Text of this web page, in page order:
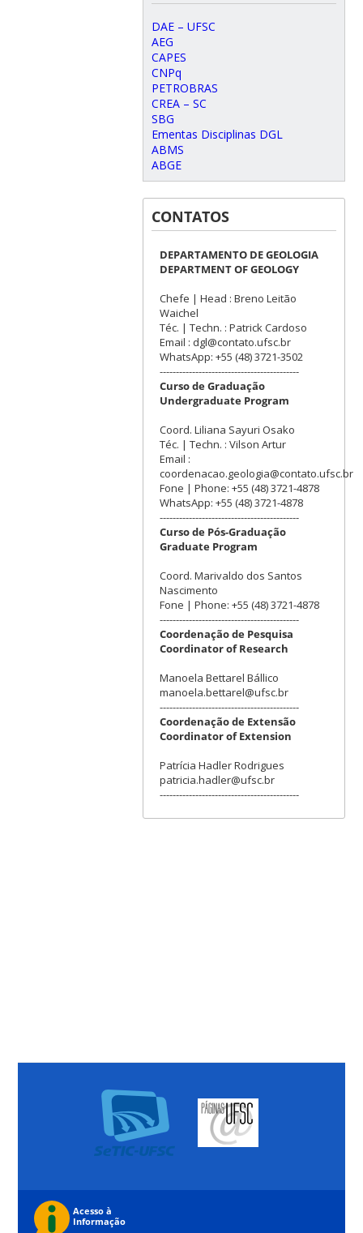
DAE – UFSC
AEG
CAPES
CNPq
PETROBRAS
CREA – SC
SBG
Ementas Disciplinas DGL
ABMS
ABGE
CONTATOS
DEPARTAMENTO DE GEOLOGIA
DEPARTMENT OF GEOLOGY
Chefe | Head : Breno Leitão
Waichel
Téc. | Techn. : Patrick Cardoso
Email : dgl@contato.ufsc.br
WhatsApp: +55 (48) 3721-3502
-------------------------------------------
Curso de Graduação
Undergraduate Program
Coord. Liliana Sayuri Osako
Téc. | Techn. : Vilson Artur
Email :
coordenacao.geologia@contato.ufsc.br
Fone | Phone: +55 (48) 3721-4878
WhatsApp: +55 (48) 3721-4878
-------------------------------------------
Curso de Pós-Graduação
Graduate Program
Coord. Marivaldo dos Santos
Nascimento
Fone | Phone: +55 (48) 3721-4878
-------------------------------------------
Coordenação de Pesquisa
Coordinator of Research
Manoela Bettarel Bállico
manoela.bettarel@ufsc.br
-------------------------------------------
Coordenação de Extensão
Coordinator of Extension
Patrícia Hadler Rodrigues
patricia.hadler@ufsc.br
-------------------------------------------